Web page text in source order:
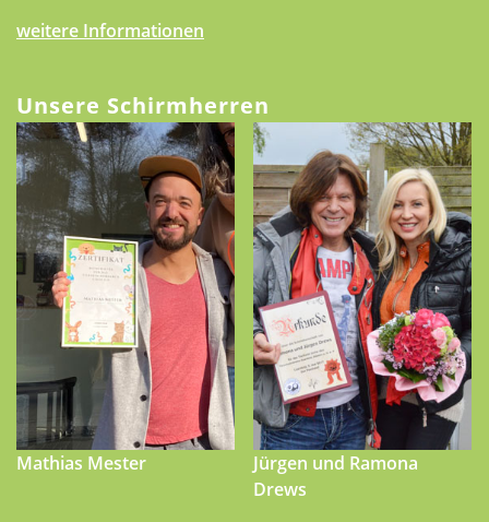
weitere Informationen
Unsere Schirmherren
Mathias Mester
Jürgen und Ramona
Drews